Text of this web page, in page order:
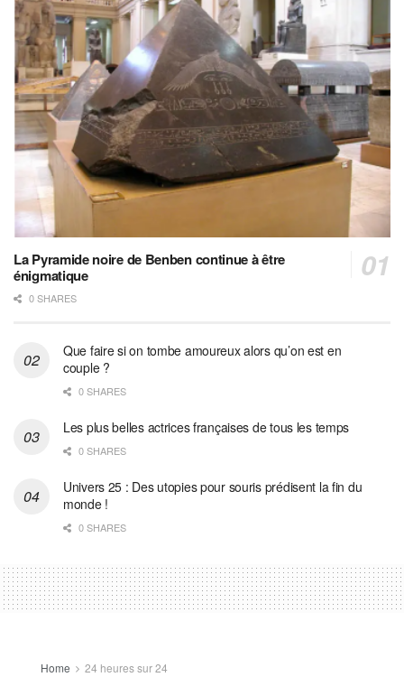
La Pyramide noire de Benben continue à être
énigmatique
0 SHARES
Que faire si on tombe amoureux alors qu’on est en
couple ?
0 SHARES
Les plus belles actrices françaises de tous les temps
0 SHARES
Univers 25 : Des utopies pour souris prédisent la fin du
monde !
0 SHARES
Home 24 heures sur 24